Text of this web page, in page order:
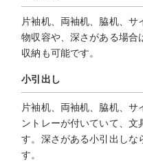
片袖机、両袖机、脇机、
物収容や、深さがある場合
収納も可能です。
小引出し
片袖机、両袖机、脇机、
ントレーが付いていて、
す。深さがある小引出しな
す。